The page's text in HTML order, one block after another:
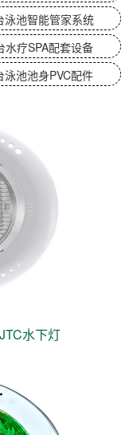
泳池智能管家系统
水疗SPA配套设备
泳池池身PVC配件
水下灯